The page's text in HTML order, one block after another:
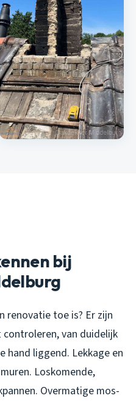
bij
renovatie toe is? Er zijn
van duidelijk
liggend. Lekkage en
Loskomende,
Overmatige mos-